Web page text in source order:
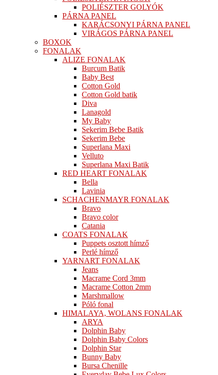
POLIÉSZTER GOLYÓK
PÁRNA PANEL
KARÁCSONYI PÁRNA PANEL
VIRÁGOS PÁRNA PANEL
BOXOK
FONALAK
ALIZE FONALAK
Burcum Batik
Baby Best
Cotton Gold
Cotton Gold batik
Diva
Lanagold
My Baby
Sekerim Bebe Batik
Sekerim Bebe
Superlana Maxi
Velluto
Superlana Maxi Batik
RED HEART FONALAK
Bella
Lavinia
SCHACHENMAYR FONALAK
Bravo
Bravo color
Catania
COATS FONALAK
Puppets osztott hímző
Perlé hímző
YARNART FONALAK
Jeans
Macrame Cord 3mm
Macrame Cotton 2mm
Marshmallow
Póló fonal
HIMALAYA, WOLANS FONALAK
ARYA
Dolphin Baby
Dolphin Baby Colors
Dolphin Star
Bunny Baby
Bursa Chenille